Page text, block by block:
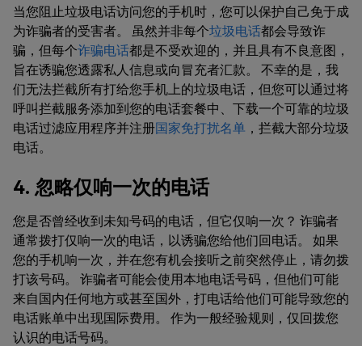
当您阻止垃圾电话访问您的手机时，您可以保护自己免于成
为诈骗者的受害者。 虽然并非每个垃圾电话都会导致诈
骗，但每个诈骗电话都是不受欢迎的，并且具有不良意图，
旨在诱骗您透露私人信息或向冒充者汇款。 不幸的是，我
们无法拦截所有打给您手机上的垃圾电话，但您可以通过将
呼叫拦截服务添加到您的电话套餐中、下载一个可靠的垃圾
电话过滤应用程序并注册国家免打扰名单 ，拦截大部分垃圾
电话。
4. 忽略仅响一次的电话
您是否曾经收到未知号码的电话，但它仅响一次？ 诈骗者
通常拨打仅响一次的电话，以诱骗您给他们回电话。 如果
您的手机响一次，并在您有机会接听之前突然停止，请勿拨
打该号码。 诈骗者可能会使用本地电话号码，但他们可能
来自国内任何地方或甚至国外，打电话给他们可能导致您的
电话账单中出现国际费用。 作为一般经验规则，仅回拨您
认识的电话号码。